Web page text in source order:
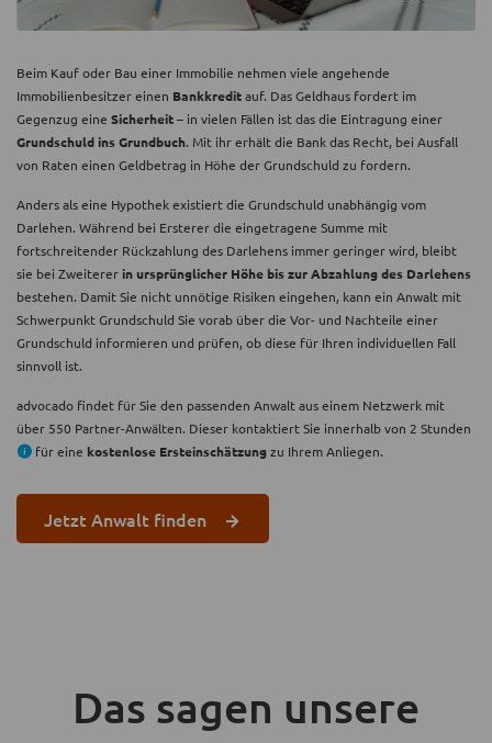
Beim Kauf oder Bau einer Immobilie nehmen viele angehende
Immobilienbesitzer einen Bankkreditauf. Das Geldhaus fordert im
Gegenzug eine Sicherheit– in vielen Fällen ist das die Eintragung einer
Grundschuld ins Grundbuch. Mit ihr erhält die Bank das Recht, bei Ausfall
von Raten einen Geldbetrag in Höhe der Grundschuld zu fordern.
Anders als eine Hypothek existiert die Grundschuld unabhängig vom
Darlehen. Während bei Ersterer die eingetragene Summe mit
fortschreitender Rückzahlung des Darlehens immer geringer wird, bleibt
sie bei Zweiterer in ursprünglicher Höhe bis zur Abzahlung des Darlehens
bestehen. Damit Sie nicht unnötige Risiken eingehen, kann ein Anwalt mit
Schwerpunkt Grundschuld Sie vorab über die Vor- und Nachteile einer
Grundschuld informieren und prüfen, ob diese für Ihren individuellen Fall
sinnvoll ist.
advocado findet für Sie den passenden Anwalt aus einem Netzwerk mit
über 550 Partner-Anwälten. Dieser kontaktiert Sie innerhalb von 2 Stunden
für eine kostenlose Ersteinschätzungzu Ihrem Anliegen.
Jetzt Anwalt finden
Das sagen unsere